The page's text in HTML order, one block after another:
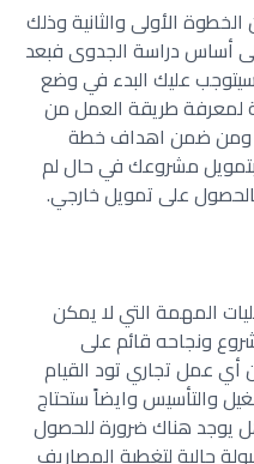
الأولى والثانية وذلك
أساس دراسة الجدوى فبعد
سيتوجب عليك البدء في وضع
طريقة العمل من
ومن ضمن اهداف خطة
مشروعك في حال لم
على تمويل خارجي.
المهمة التي لا يمكن
ونجاحه قائم على
أي عمل تجاري تود القيام
والتأسيس وايضاً ستحتاج
يوجد هناك ضرورة للحصول
حالية لتغطية المصاريف